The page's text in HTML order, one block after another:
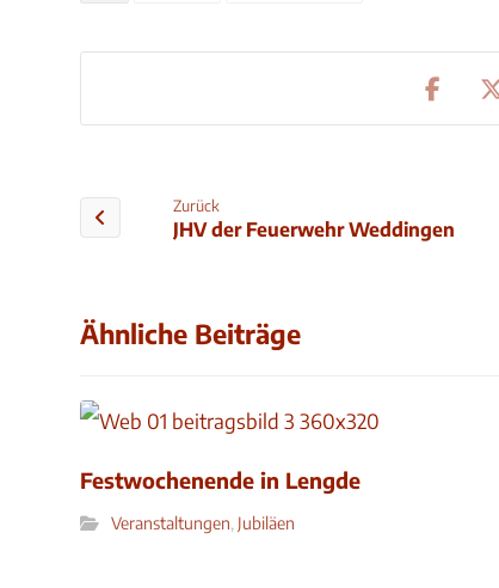
Zurück
JHV der Feuerwehr Weddingen
Ähnliche Beiträge
Festwochenende in Lengde
Veranstaltungen, Jubiläen